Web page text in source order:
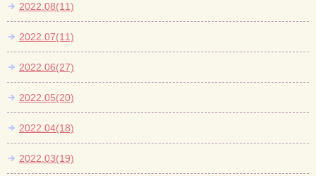
2022.08(11)
2022.07(11)
2022.06(27)
2022.05(20)
2022.04(18)
2022.03(19)